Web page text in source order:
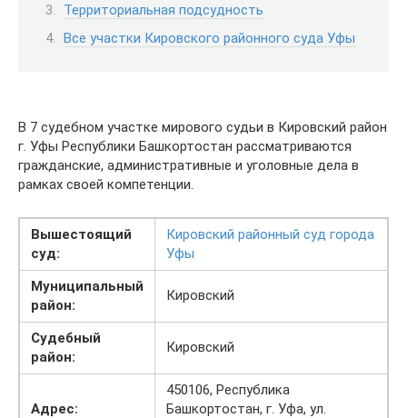
Территориальная подсудность
Все участки Кировского районного суда Уфы
В 7 судебном участке мирового судьи в Кировский район
г. Уфы Республики Башкортостан рассматриваются
гражданские, административные и уголовные дела в
рамках своей компетенции.
Вышестоящий
суд:
Кировский районный суд города
Уфы
Муниципальный
район:
Кировский
Судебный
район:
Кировский
Адрес:
450106, Республика
Башкортостан, г. Уфа, ул.